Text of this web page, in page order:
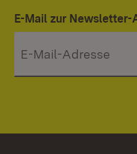
E-Mail zur Newsletter-